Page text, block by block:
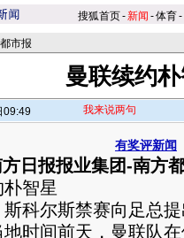
搜狐首页-新闻 -体育-
市报
曼联续约
09:49 我来说两句
有奖评新闻
日报报业集团-南方
智星
尔斯禁赛向足总提
间前天，曼联队在